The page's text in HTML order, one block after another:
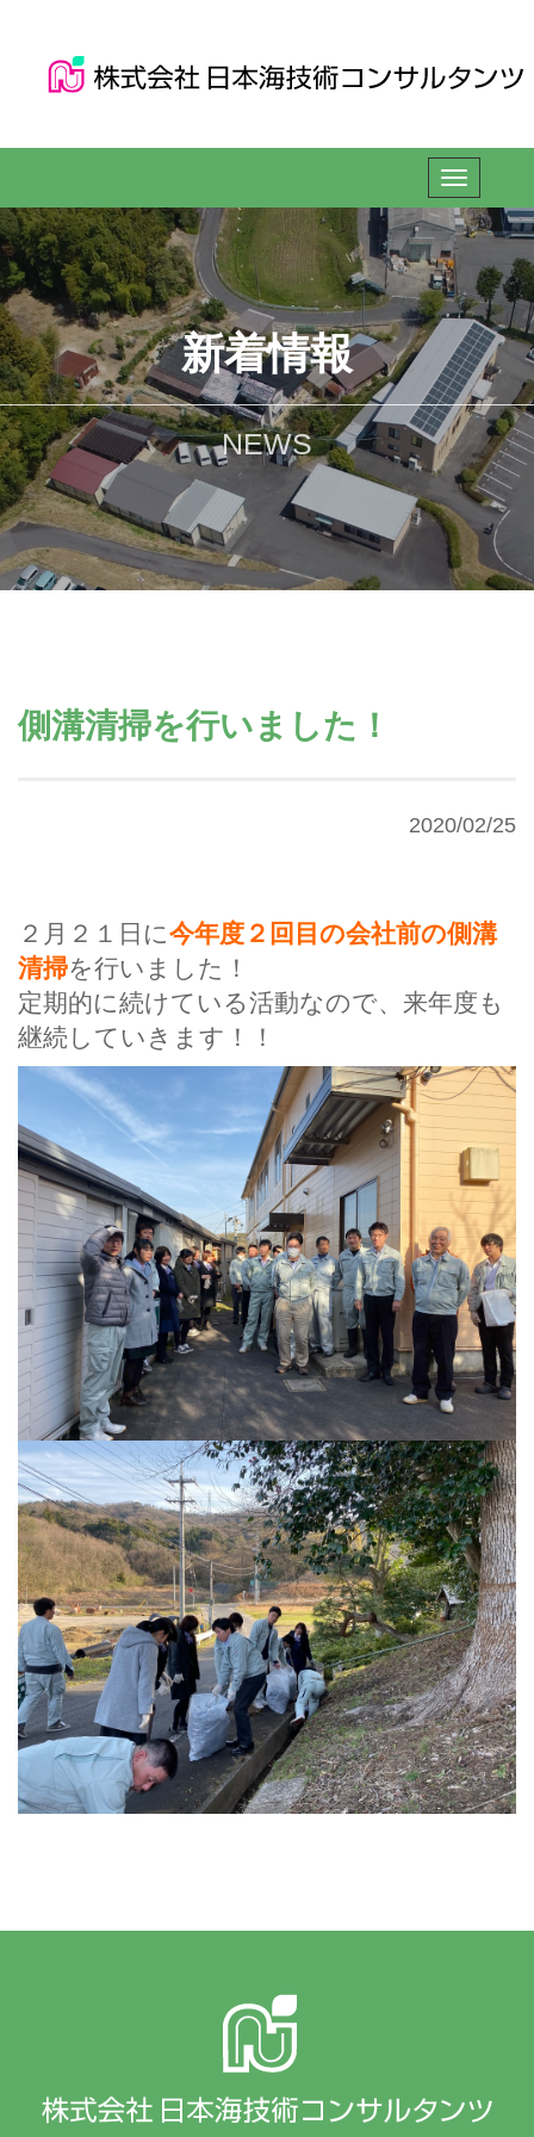
新着情報
NEWS
側溝清掃を行いました！
2020/02/25
２月２１日に今年度２回目の会社前の側溝
清掃を行いました！
定期的に続けている活動なので、来年度も
継続していきます！！